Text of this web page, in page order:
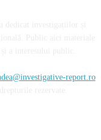
report.ro